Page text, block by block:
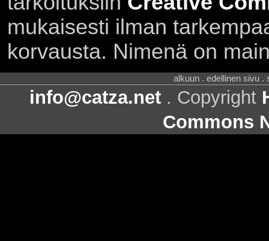
mukaisesti ilman
korvausta. Nimenä on
alkuun . edellinen sivu .
info@catza.net . Copyright
Commons